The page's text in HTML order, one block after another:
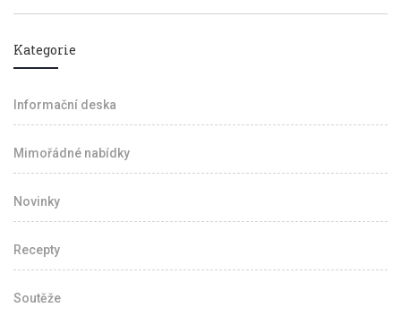
Kategorie
Informační deska
Mimořádné nabídky
Novinky
Recepty
Soutěže